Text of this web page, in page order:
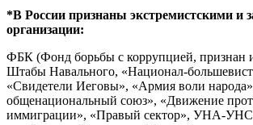
*В России признаны экстремистскими и
организации:
ФБК (Фонд борьбы с коррупцией, признан
Штабы Навального, «Национал-
«Свидетели Иеговы», «Армия воли
общенациональный союз», «Движение
иммиграции», «Правый сектор», УНА-